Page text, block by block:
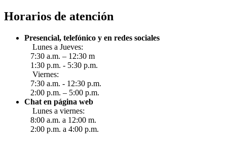
Horarios de atención
Presencial, telefónico y en redes sociales
Lunes a Jueves:
7:30 a.m. – 12:30 m
1:30 p.m. - 5:30 p.m.
Viernes:
7:30 a.m. - 12:30 p.m.
2:00 p.m. – 5:00 p.m.
Chat en página web
Lunes a viernes:
8:00 a.m. a 12:00 m.
2:00 p.m. a 4:00 p.m.